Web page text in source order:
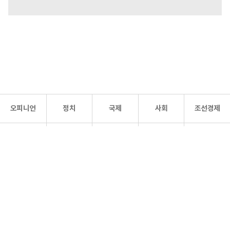
오피니언 정치 국제 사회 조선경제